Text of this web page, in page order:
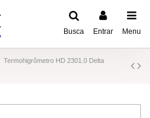
Busca Entrar Menu
Termohigrômetro HD 2301.0 Delta